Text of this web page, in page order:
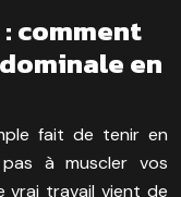
: comment
en
fait de tenir en
à muscler vos
vrai travail vient de